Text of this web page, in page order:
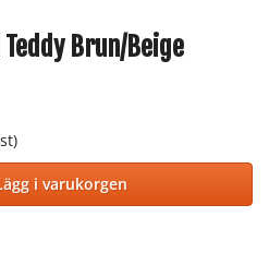
Brun/Beige
i varukorgen